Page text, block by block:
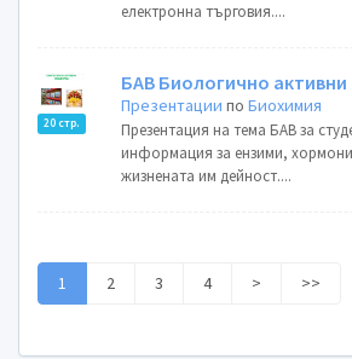
електронна търговия....
20 стр.
БАВ Биологично активни
Презентации поБиохимия
Презентация на тема БАВ за
информация за ензими,
жизнената им дейност....
1 2 3 4 > >>